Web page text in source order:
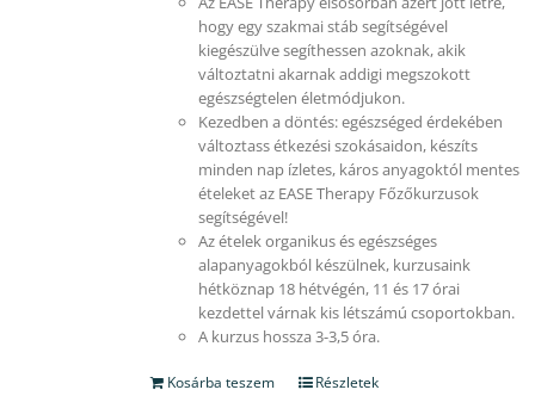
hogy egy szakmai stáb segítségével
kiegészülve segíthessen azoknak, akik
változtatni akarnak addigi megszokott
egészségtelen életmódjukon.
Kezedben a döntés: egészséged érdekében
változtass étkezési szokásaidon, készíts
minden nap ízletes, káros anyagoktól mentes
ételeket az EASE Therapy Főzőkurzusok
segítségével!
Az ételek organikus és egészséges
alapanyagokból készülnek, kurzusaink
hétköznap 18 hétvégén, 11 és 17 órai
kezdettel várnak kis létszámú csoportokban.
A kurzus hossza 3-3,5 óra.
Kosárba teszem Részletek